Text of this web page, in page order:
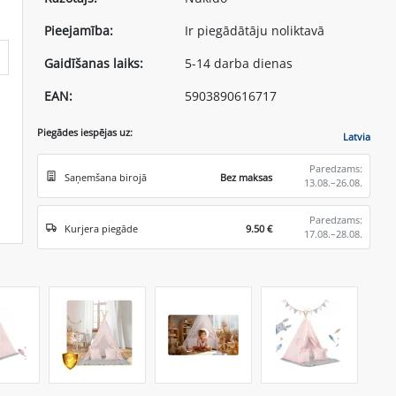
Pieejamība:
Ir piegādātāju noliktavā
Gaidīšanas laiks:
5-14 darba dienas
EAN:
5903890616717
Piegādes iespējas uz: Latvia
Saņemšana birojā Bez maksas
Paredzams:
13.08.–26.08.
Kurjera piegāde 9.50 €
Paredzams:
17.08.–28.08.